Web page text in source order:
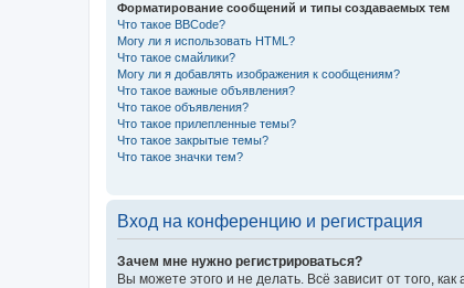
Форматирование сообщений и типы создаваемых тем
Что такое BBCode?
Могу ли я использовать HTML?
Что такое смайлики?
Могу ли я добавлять изображения к сообщениям?
Что такое важные объявления?
Что такое объявления?
Что такое прилепленные темы?
Что такое закрытые темы?
Что такое значки тем?
Вход на конференцию и регистрация
Зачем мне нужно регистрироваться?
Вы можете этого и не делать. Всё зависит от того,